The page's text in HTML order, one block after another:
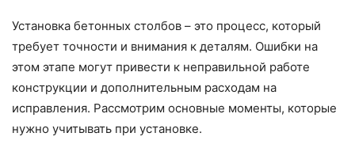
Установка бетонных столбов – это процесс, который
требует точности и внимания к деталям. Ошибки на
этом этапе могут привести к неправильной работе
конструкции и дополнительным расходам на
исправления. Рассмотрим основные моменты, которые
нужно учитывать при установке.